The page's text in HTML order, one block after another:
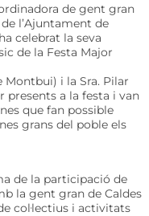
de gent gran
l’Ajuntament de
celebrat la seva
de la Festa Major
Montbui) i la Sra. Pilar
presents a la festa i van
que fan possible
grans del poble els
de la participació de
la gent gran de Caldes
col·lectius i activitats